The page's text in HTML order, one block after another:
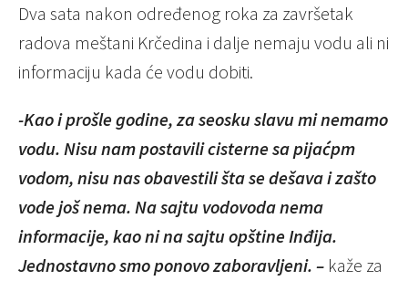
Dva sata nakon određenog roka za završetak
radova meštani Krčedina i dalje nemaju vodu ali ni
informaciju kada će vodu dobiti.
-Kao i prošle godine, za seosku slavu mi nemamo
vodu. Nisu nam postavili cisterne sa pijaćpm
vodom, nisu nas obavestili šta se dešava i zašto
vode još nema. Na sajtu vodovoda nema
informacije, kao ni na sajtu opštine Inđija.
Jednostavno smo ponovo zaboravljeni. – kaže za